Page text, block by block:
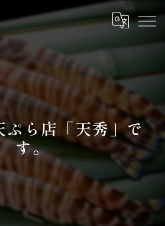
ぷら店「天秀」で
す。